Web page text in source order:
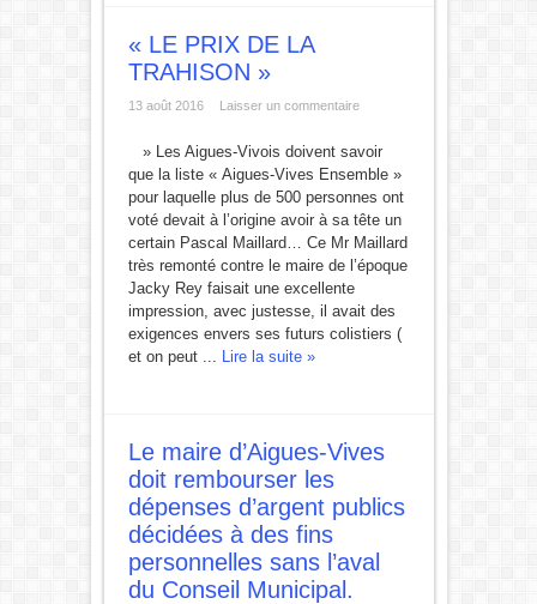
« LE PRIX DE LA
TRAHISON »
13 août 2016 Laisser un commentaire
» Les Aigues-Vivois doivent savoir
que la liste « Aigues-Vives Ensemble »
pour laquelle plus de 500 personnes ont
voté devait à l’origine avoir à sa tête un
certain Pascal Maillard… Ce Mr Maillard
très remonté contre le maire de l’époque
Jacky Rey faisait une excellente
impression, avec justesse, il avait des
exigences envers ses futurs colistiers (
et on peut ... Lire la suite »
Le maire d’Aigues-Vives
doit rembourser les
dépenses d’argent publics
décidées à des fins
personnelles sans l’aval
du Conseil Municipal.